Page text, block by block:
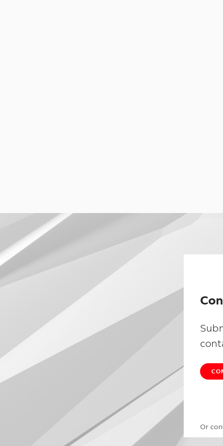
Or